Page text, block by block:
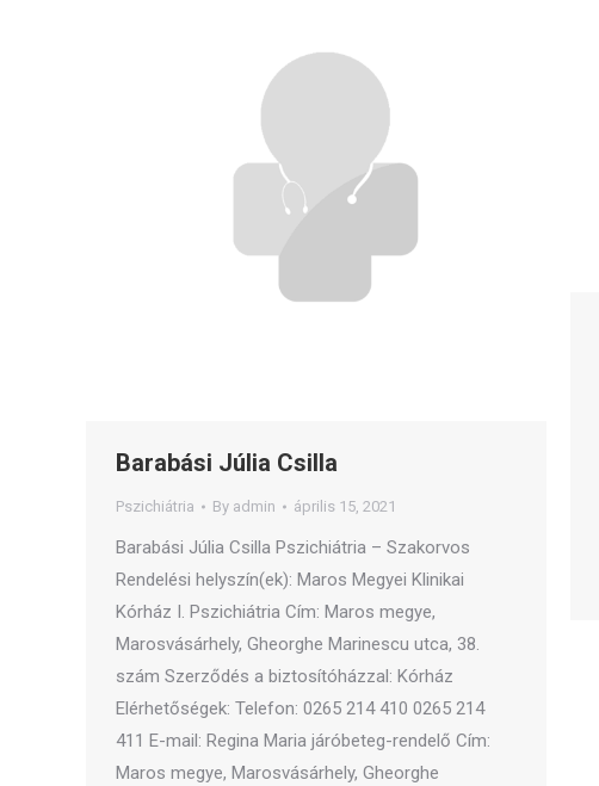
Barabási Júlia Csilla
Pszichiátria By admin április 15, 2021
Barabási Júlia Csilla Pszichiátria – Szakorvos
Rendelési helyszín(ek): Maros Megyei Klinikai
Kórház I. Pszichiátria Cím: Maros megye,
Marosvásárhely, Gheorghe Marinescu utca, 38.
szám Szerződés a biztosítóházzal: Kórház
Elérhetőségek: Telefon: 0265 214 410 0265 214
411 E-mail: Regina Maria járóbeteg-rendelő Cím:
Maros megye, Marosvásárhely, Gheorghe